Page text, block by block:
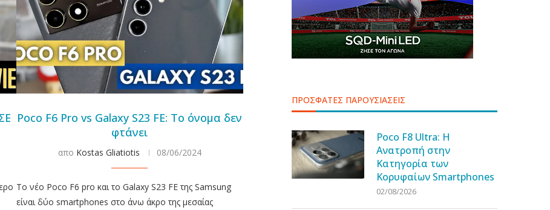
Poco F6 Pro vs Galaxy S23 FE: Το όνομα δεν
φτάνει
απο Kostas Gliatiotis 08/06/2024
Το νέο Poco F6 pro και το Galaxy S23 FE της Samsung
είναι δύο smartphones στο άνω άκρο της μεσαίας
ΠΡΟΣΦΑΤΕΣ ΠΑΡΟΥΣΙΑΣΕΙΣ
Poco F8 Ultra: Η
Ανατροπή στην
Κατηγορία των
Κορυφαίων Smartphones
02/08/2026